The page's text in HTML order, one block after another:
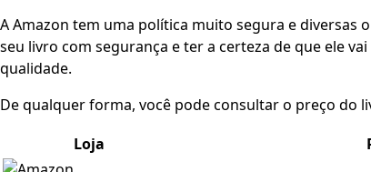
A Amazon tem uma política muito segura e diversas
seu livro com segurança e ter a certeza de que ele
qualidade.
De qualquer forma, você pode consultar o preço do
Loja